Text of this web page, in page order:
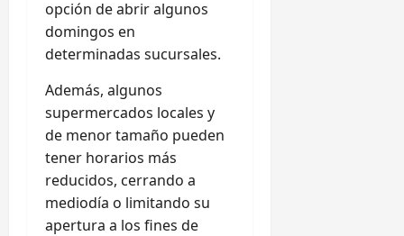
opción de abrir algunos
domingos en
determinadas sucursales.
Además, algunos
supermercados locales y
de menor tamaño pueden
tener horarios más
reducidos, cerrando a
mediodía o limitando su
apertura a los fines de